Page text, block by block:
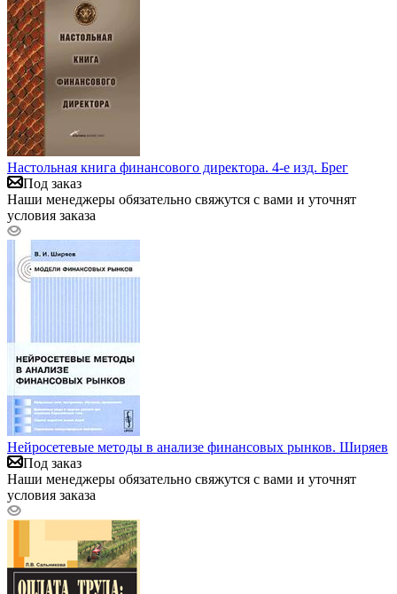
Настольная книга финансового директора. 4-е изд. Брег
Под заказ
Наши менеджеры обязательно свяжутся с вами и уточнят
условия заказа
Нейросетевые методы в анализе финансовых рынков. Ширяев
Под заказ
Наши менеджеры обязательно свяжутся с вами и уточнят
условия заказа